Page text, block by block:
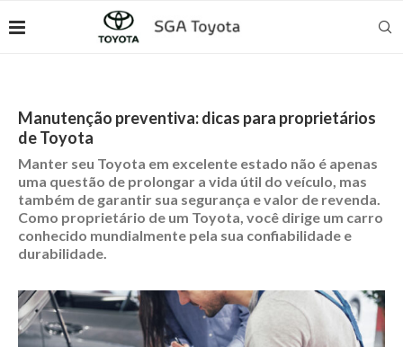
Manutenção preventiva: dicas para proprietários
de Toyota
Manter seu Toyota em excelente estado não é apenas
uma questão de prolongar a vida útil do veículo, mas
também de garantir sua segurança e valor de revenda.
Como proprietário de um Toyota, você dirige um carro
conhecido mundialmente pela sua confiabilidade e
durabilidade.